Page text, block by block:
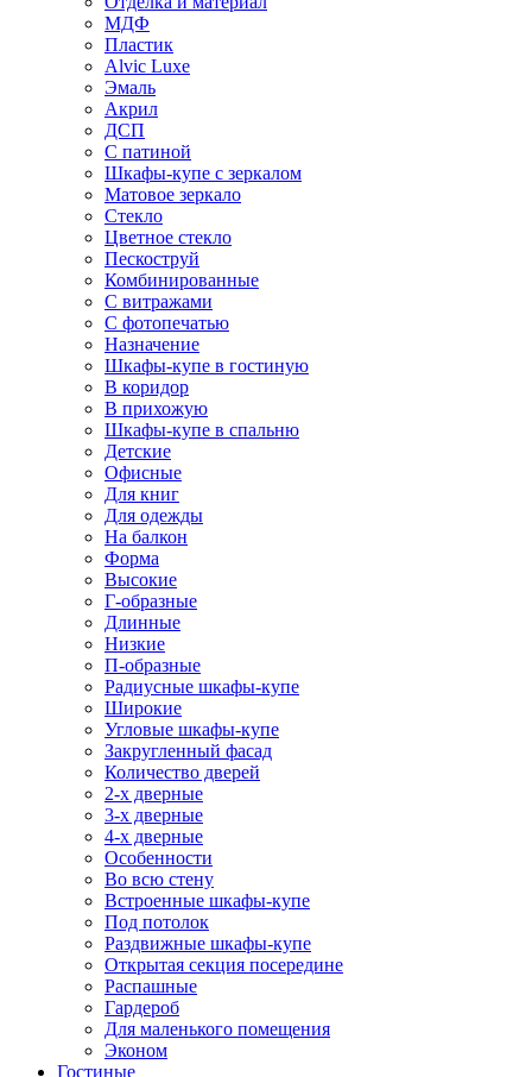
МДФ
Пластик
Alvic Luxe
Эмаль
Акрил
ДСП
С патиной
Шкафы-купе с зеркалом
Матовое зеркало
Стекло
Цветное стекло
Пескоструй
Комбинированные
С витражами
С фотопечатью
Назначение
Шкафы-купе в гостиную
В коридор
В прихожую
Шкафы-купе в спальню
Детские
Офисные
Для книг
Для одежды
На балкон
Форма
Высокие
Г-образные
Длинные
Низкие
П-образные
Радиусные шкафы-купе
Широкие
Угловые шкафы-купе
Закругленный фасад
Количество дверей
2-х дверные
3-х дверные
4-х дверные
Особенности
Во всю стену
Встроенные шкафы-купе
Под потолок
Раздвижные шкафы-купе
Открытая секция посередине
Распашные
Гардероб
Для маленького помещения
Эконом
Гостиные